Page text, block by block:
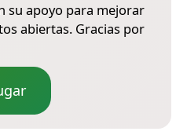
su apoyo para mejorar
abiertas. Gracias por